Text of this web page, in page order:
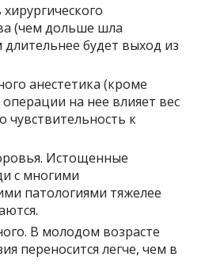
(чем дольше шла
будет выход из
анестетика (кроме
на нее влияет вес
чувствительность к
Истощенные
с многими
патологиями тяжелее
В молодом возрасте
переносится легче, чем в